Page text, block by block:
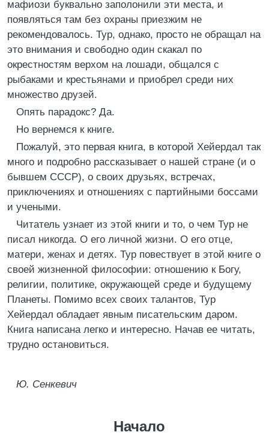
мафиози буквально заполонили эти места, и
появляться там без охраны приезжим не
рекомендовалось. Тур, однако, просто не обращал на
это внимания и свободно один скакал по
окрестностям верхом на лошади, общался с
рыбаками и крестьянами и приобрел среди них
множество друзей.
Опять парадокс? Да.
Но вернемся к книге.
Пожалуй, это первая книга, в которой Хейердал так
много и подробно рассказывает о нашей стране (и о
бывшем СССР), о своих друзьях, встречах,
приключениях и отношениях с партийными боссами
и учеными.
Читатель узнает из этой книги и то, о чем Тур не
писал никогда. О его личной жизни. О его отце,
матери, женах и детях. Тур повествует в этой книге о
своей жизненной философии: отношению к Богу,
религии, политике, окружающей среде и будущему
Планеты. Помимо всех своих талантов, Тур
Хейердал обладает явным писательским даром.
Книга написана легко и интересно. Начав ее читать,
трудно остановиться.
Ю. Сенкевич
Начало